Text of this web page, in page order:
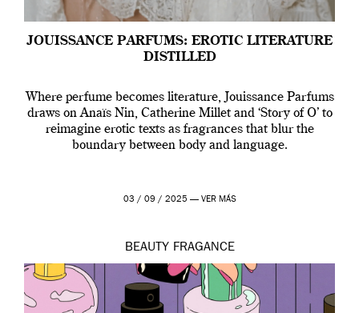
JOUISSANCE PARFUMS: EROTIC LITERATURE
DISTILLED
Where perfume becomes literature, Jouissance Parfums
draws on Anaïs Nin, Catherine Millet and ‘Story of O’ to
reimagine erotic texts as fragrances that blur the
boundary between body and language.
03 / 09 / 2025 — VER MÁS
BEAUTY FRAGANCE